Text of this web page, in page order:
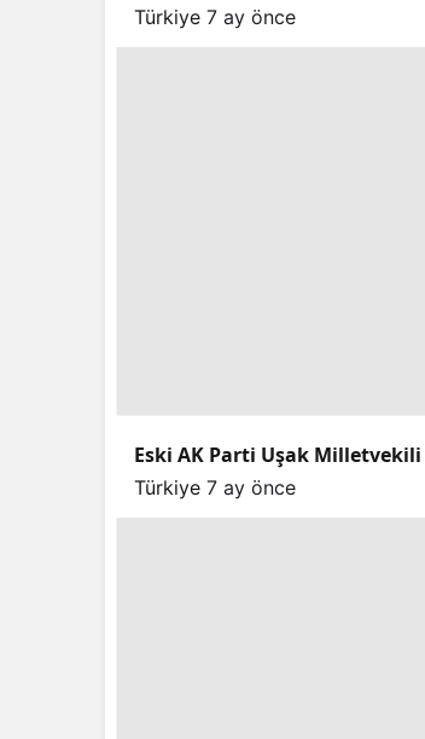
Türkiye 7 ay önce
Eski AK Parti Uşak
Türkiye 7 ay önce